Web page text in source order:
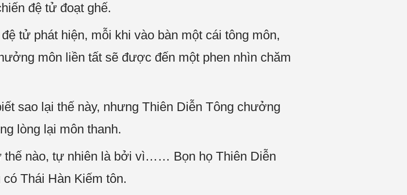
đệ tử đoạt ghế.
tử phát hiện, mỗi khi vào bàn một cái tông môn,
môn liền tất sẽ được đến một phen nhìn chăm
sao lại thế này, nhưng Thiên Diễn Tông chưởng
lòng lại môn thanh.
thế nào, tự nhiên là bởi vì…… Bọn họ Thiên Diễn
Thái Hàn Kiếm tôn.